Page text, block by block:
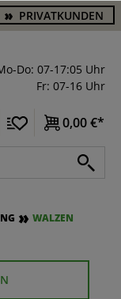
PRIVATKUNDEN
Do: 07-17:05 Uhr
Fr: 07-16 Uhr
0,00 €*
WALZEN